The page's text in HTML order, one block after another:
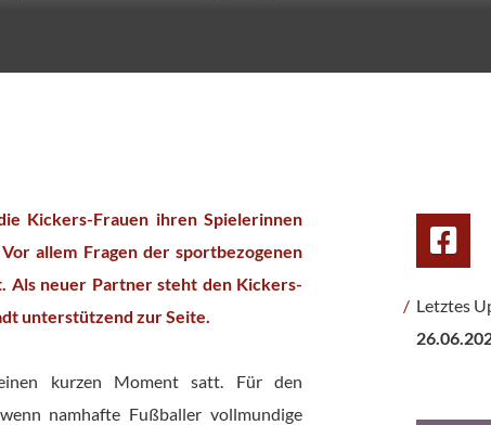
Kickers-Frauen ihren Spielerinnen
allem Fragen der sportbezogenen
Als neuer Partner steht den Kickers-
unterstützend zur Seite.
kurzen Moment satt. Für den
namhafte Fußballer vollmundige
Letztes